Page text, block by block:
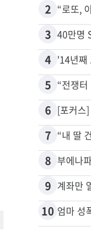
2
3
4
5
6
7
8
9
10